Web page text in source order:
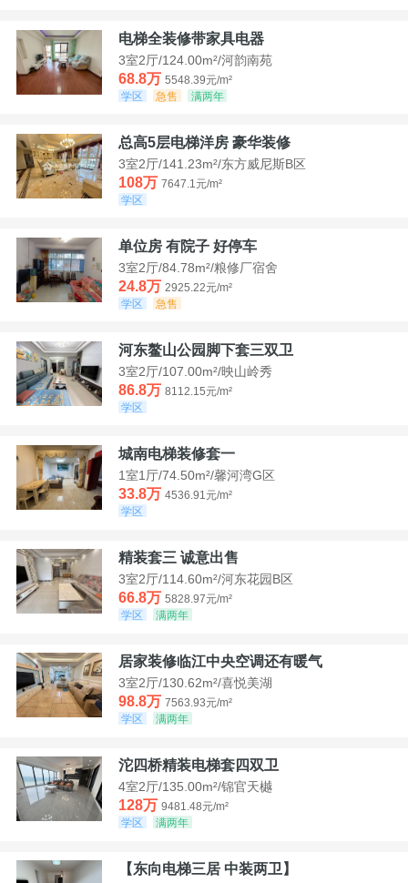
电梯全装修带家具电器
3室2厅/124.00m²/河韵南苑
68.8万 5548.39元/m²
学区
急售 满两年
总高5层电梯洋房 豪华装修
3室2厅/141.23m²/东方威尼斯B区
108万 7647.1元/m²
学区
单位房 有院子 好停车
3室2厅/84.78m²/粮修厂宿舍
24.8万 2925.22元/m²
学区
急售
河东鳌山公园脚下套三双卫
3室2厅/107.00m²/映山岭秀
86.8万 8112.15元/m²
学区
城南电梯装修套一
1室1厅/74.50m²/馨河湾G区
33.8万 4536.91元/m²
学区
精装套三 诚意出售
3室2厅/114.60m²/河东花园B区
66.8万 5828.97元/m²
学区
满两年
居家装修临江中央空调还有暖气
3室2厅/130.62m²/喜悦美湖
98.8万 7563.93元/m²
学区
满两年
沱四桥精装电梯套四双卫
4室2厅/135.00m²/锦官天樾
128万 9481.48元/m²
学区
满两年
【东向电梯三居 中装两卫】